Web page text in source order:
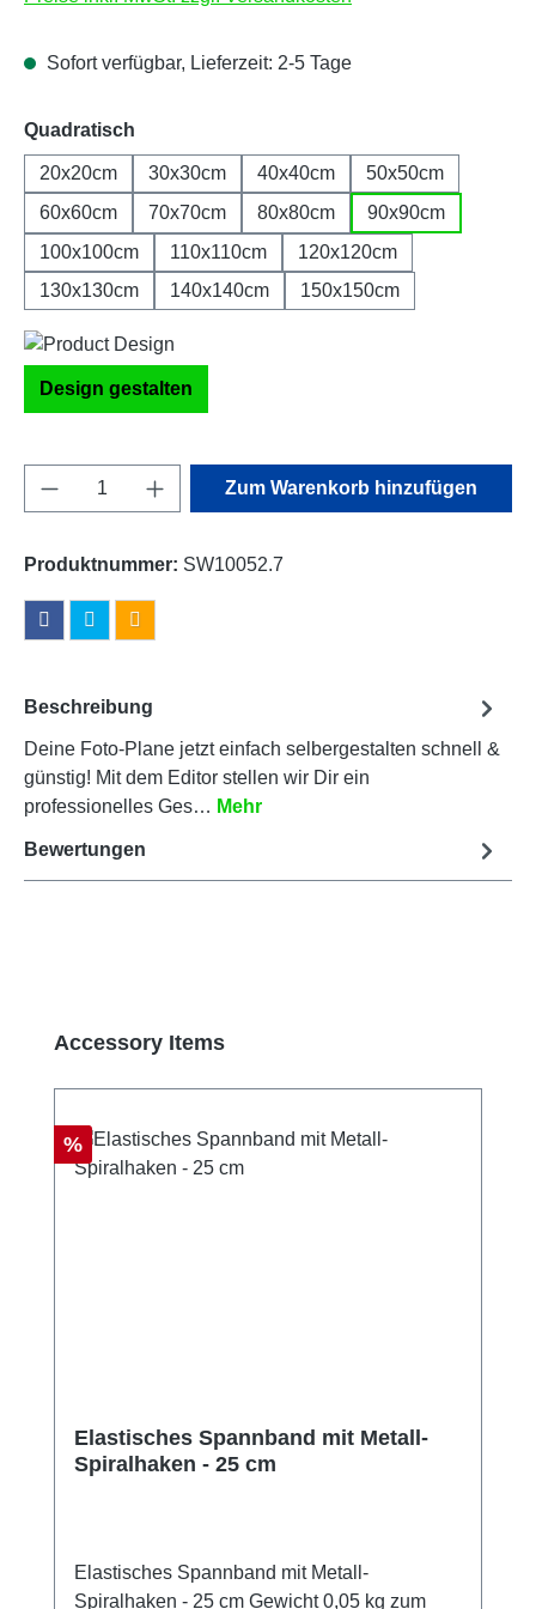
Sofort verfügbar, Lieferzeit: 2-5 Tage
Quadratisch
20x20cm 30x30cm 40x40cm
50x50cm
60x60cm
70x70cm 80x80cm
90x90cm
100x100cm
110x110cm
120x120cm
130x130cm
140x140cm 150x150cm
Design gestalten
Produkt Anzahl: Gib den gewünschten
Zum Warenkorb hinzufügen
Produktnummer: SW10052.7
Beschreibung
Deine Foto-Plane jetzt einfach selbergestalten schnell &
günstig! Mit dem Editor stellen wir Dir ein
professionelles Ges… Mehr
Bewertungen
Produktgalerie überspringen
Accessory Items
Rabatt
%
Elastisches Spannband mit Metall-
Spiralhaken - 25 cm
Elastisches Spannband mit Metall-
Spiralhaken - 25 cm Gewicht 0,05 kg zum